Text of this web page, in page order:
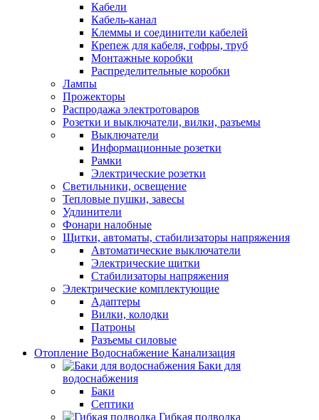
Кабели
Кабель-канал
Клеммы и соединители кабелей
Крепеж для кабеля, гофры, труб
Монтажные коробки
Распределительные коробки
Лампы
Прожекторы
Распродажа электротоваров
Розетки и выключатели, вилки, разъемы
Выключатели
Информационные розетки
Рамки
Электрические розетки
Светильники, освещение
Тепловые пушки, завесы
Удлинители
Фонари налобные
Щитки, автоматы, стабилизаторы напряжения
Автоматические выключатели
Электрические щитки
Стабилизаторы напряжения
Электрические комплектующие
Адаптеры
Вилки, колодки
Патроны
Разъемы силовые
Отопление Водоснабжение Канализация
Баки для
водоснабжения
Баки
Септики
Гибкая подводка